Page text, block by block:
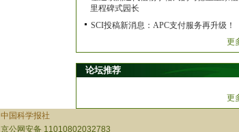
里程碑式园长
SCI投稿新消息：APC支付服务再升级！
更
论坛推荐
更
中国科学报社
京公网安备 11010802032783